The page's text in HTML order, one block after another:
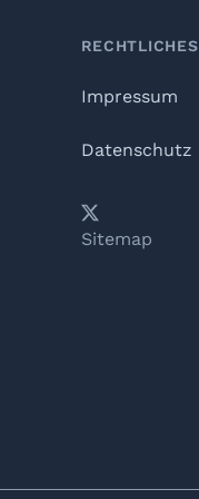
RECHTLICHES
Impressum
Datenschutz
YouTube
𝕏LinkedIn
Telegram
Sitemap